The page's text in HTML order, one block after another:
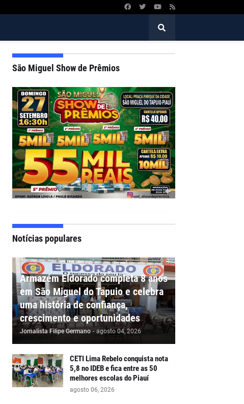
São Miguel Show de Prêmios
Notícias populares
Armazém Eldorado completa 8 anos
em São Miguel do Tapuio e celebra
uma história de confiança,
crescimento e oportunidades
Jornalista Filipe Germano - agosto 04, 2026
CETI Lima Rebelo conquista nota
5,8 no IDEB e fica entre as 50
melhores escolas do Piauí
agosto 06, 2026